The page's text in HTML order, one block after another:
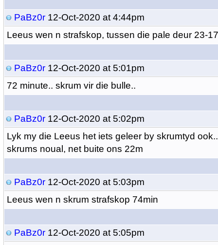
PaBz0r12-Oct-2020 at 4:44pm
Leeus wen n strafskop, tussen die pale deur 23-
PaBz0r12-Oct-2020 at 5:01pm
72 minute.. skrum vir die bulle..
PaBz0r12-Oct-2020 at 5:02pm
Lyk my die Leeus het iets geleer by skrumtyd
skrums noual, net buite ons 22m
PaBz0r12-Oct-2020 at 5:03pm
Leeus wen n skrum strafskop 74min
PaBz0r12-Oct-2020 at 5:05pm